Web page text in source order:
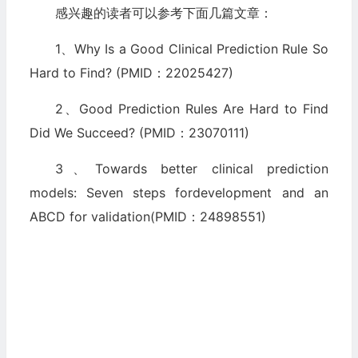
感兴趣的读者可以参考下面几篇文章：
1、Why Is a Good Clinical Prediction Rule So
Hard to Find? (PMID：22025427)
2、Good Prediction Rules Are Hard to Find
Did We Succeed? (PMID：23070111)
3、Towards better clinical prediction
models: Seven steps fordevelopment and an
ABCD for validation(PMID：24898551)